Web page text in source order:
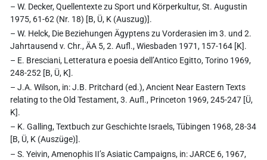
– W. Decker, Quellentexte zu Sport und Körperkultur, St. Augustin
1975, 61-62 (Nr. 18) [B, Ü, K (Auszug)].
– W. Helck, Die Beziehungen Ägyptens zu Vorderasien im 3. und 2.
Jahrtausend v. Chr., ÄA 5, 2. Aufl., Wiesbaden 1971, 157-164 [K].
– E. Bresciani, Letteratura e poesia dell’Antico Egitto, Torino 1969,
248-252 [B, Ü, K].
– J.A. Wilson, in: J.B. Pritchard (ed.), Ancient Near Eastern Texts
relating to the Old Testament, 3. Aufl., Princeton 1969, 245-247 [Ü,
K].
– K. Galling, Textbuch zur Geschichte Israels, Tübingen 1968, 28-34
[B, Ü, K (Auszüge)].
– S. Yeivin, Amenophis II’s Asiatic Campaigns, in: JARCE 6, 1967,